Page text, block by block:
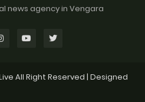
news agency in Vengara
All Right Reserved | Designed